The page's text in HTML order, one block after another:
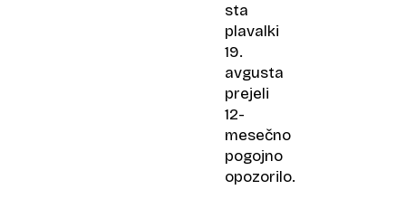
sta
plavalki
19.
avgusta
prejeli
12-
mesečno
pogojno
opozorilo.